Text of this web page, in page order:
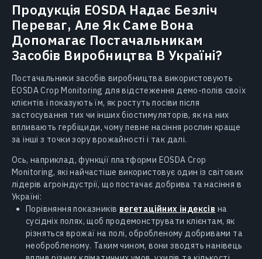
Продукція EOSDA Надає Безліч
Переваг, Але Як Саме Вона
Допомагає Постачальникам
Засобів Виробництва В Україні?
Постачальники засобів виробництва використовують
EOSDA Crop Monitoring для відстеження демо-полів своїх
клієнтів і показують їм, як ростуть посіви після
застосування тих чи інших біостимуляторів, як на них
впливають гербіциди, чому певне насіння рослин краще
за інші з точки зору врожайності і так далі.
Ось, наприклад, функції платформи EOSDA Crop
Monitoring, які найчастіше використовує один із світових
лідерів агроіндустрії, що постачає добрива та насіння в
Україні:
Порівняння показників вегетаційних індексів на
сусідніх полях, щоб продемонструвати клієнтам, як
різняться врожаї на полі, обробленому добривами та
необробленому. Таким чином, вони зводять нанівець